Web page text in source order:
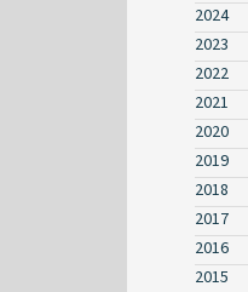
2024
2023
2022
2021
2020
2019
2018
2017
2016
2015